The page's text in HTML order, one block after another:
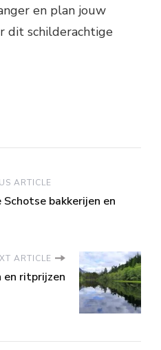
en plan jouw
dit schilderachtige
ARTICLE
Schotse bakkerijen en
ARTICLE
en ritprijzen